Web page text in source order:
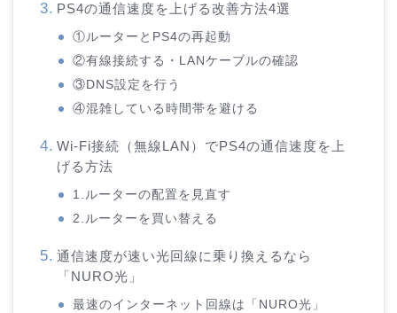
PS4の通信速度を上げる改善方法4選
①ルーターとPS4の再起動
②有線接続する・LANケーブルの確認
③DNS設定を行う
④混雑している時間帯を避ける
Wi-Fi接続（無線LAN）でPS4の通信速度を上
げる方法
1.ルーターの配置を見直す
2.ルーターを買い替える
通信速度が速い光回線に乗り換えるなら
「NURO光」
最速のインターネット回線は「NURO光」